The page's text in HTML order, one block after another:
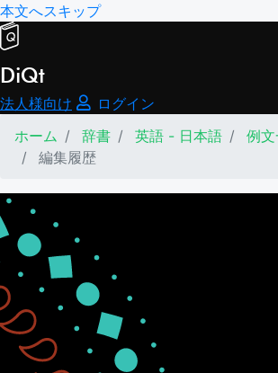
本文へスキップ
DiQt
法人様向け
ログイン
ホーム
辞書 英語 - 日本語 例
編集履歴